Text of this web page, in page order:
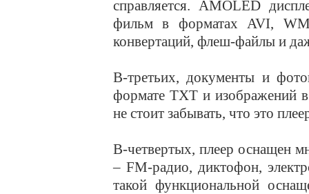
справляется. AMOLED
фильм в форматах AVI,
конвертаций, флеш-файлы и
В-третьих, документы и
формате TXT и изображений
не стоит забывать, что это
В-четвертых, плеер оснащен
– FM-радио, диктофон,
такой функциональной